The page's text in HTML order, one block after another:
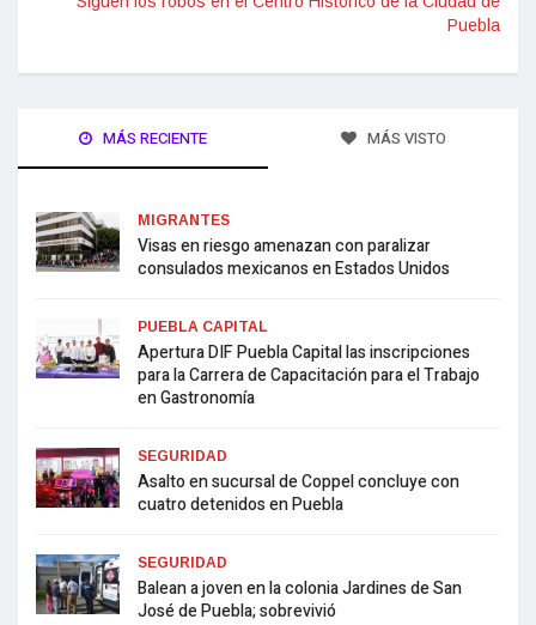
Puebla
MÁS RECIENTE MÁS VISTO
MIGRANTES
Visas en riesgo amenazan con paralizar
consulados mexicanos en Estados Unidos
PUEBLA CAPITAL
Apertura DIF Puebla Capital las inscripciones
para la Carrera de Capacitación para el Trabajo
en Gastronomía
SEGURIDAD
Asalto en sucursal de Coppel concluye con
cuatro detenidos en Puebla
SEGURIDAD
Balean a joven en la colonia Jardines de San
José de Puebla; sobrevivió